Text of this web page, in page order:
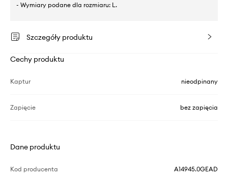
- Wymiary podane dla rozmiaru: L.
Szczegóły produktu
Cechy produktu
Kaptur nieodpinany
Zapięcie bez zapięcia
Dane produktu
Kod producenta A14945.0GEAD